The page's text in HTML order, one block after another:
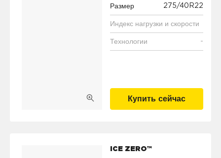
Размер 275/40R22
Индекс нагрузки и скорости
Технологии -
Купить сейчас
ICE ZERO™